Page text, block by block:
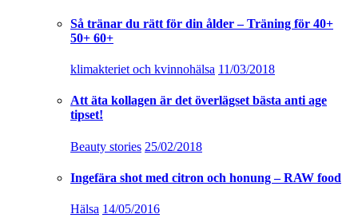
Så tränar du rätt för din ålder – Träning för 40+
50+ 60+
klimakteriet och kvinnohälsa 11/03/2018
Att äta kollagen är det överlägset bästa anti age
tipset!
Beauty stories 25/02/2018
Ingefära shot med citron och honung – RAW food
Hälsa 14/05/2016